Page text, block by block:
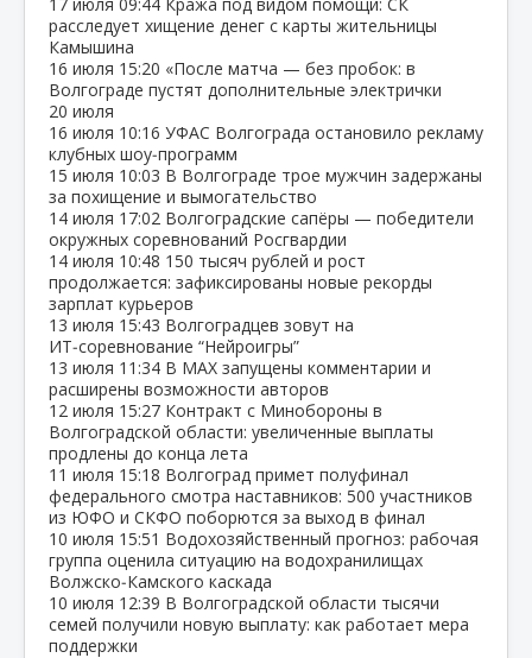
расследует хищение денег с карты жительницы
Камышина
16 июля 15:20 «После матча — без пробок: в
Волгограде пустят дополнительные электрички
20 июля
16 июля 10:16 УФАС Волгограда остановило рекламу
клубных шоу‑программ
15 июля 10:03 В Волгограде трое мужчин задержаны
за похищение и вымогательство
14 июля 17:02 Волгоградские сапёры — победители
окружных соревнований Росгвардии
14 июля 10:48 150 тысяч рублей и рост
продолжается: зафиксированы новые рекорды
зарплат курьеров
13 июля 15:43 Волгоградцев зовут на
ИТ‑соревнование “Нейроигры”
13 июля 11:34 В МАХ запущены комментарии и
расширены возможности авторов
12 июля 15:27 Контракт с Минобороны в
Волгоградской области: увеличенные выплаты
продлены до конца лета
11 июля 15:18 Волгоград примет полуфинал
федерального смотра наставников: 500 участников
из ЮФО и СКФО поборются за выход в финал
10 июля 15:51 Водохозяйственный прогноз: рабочая
группа оценила ситуацию на водохранилищах
Волжско‑Камского каскада
10 июля 12:39 В Волгоградской области тысячи
семей получили новую выплату: как работает мера
поддержки